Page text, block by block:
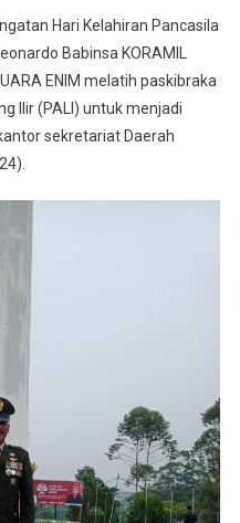
Leonardo,
Paskibraka
PALI
Sukses
Laksanakan
Hari Kelahiran Pancasila
Babinsa KORAMIL
ENIM melatih paskibraka
Ilir (PALI) untuk menjadi
sekretariat Daerah